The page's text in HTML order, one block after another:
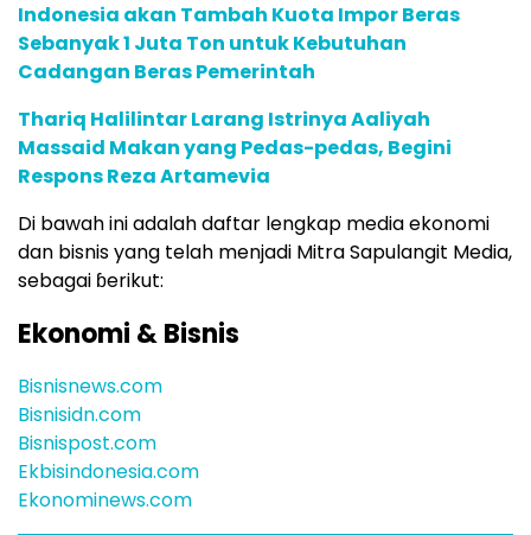
Indonesia akan Tambah Kuota Impor Beras
Sebanyak 1 Juta Ton untuk Kebutuhan
Cadangan Beras Pemerintah
Thariq Halilintar Larang Istrinya Aaliyah
Massaid Makan yang Pedas-pedas, Begini
Respons Reza Artamevia
Di bawah ini adalah daftar lengkap media ekonomi
dan bisnis yang telah menjadi Mitra Sapulangit Media,
sebagai ɓerikut:
Ekonomi & Bisnis
Bisnisnews.com
Bisnisidn.com
Bisnispost.com
Ekbisindonesia.com
Ekonominews.com